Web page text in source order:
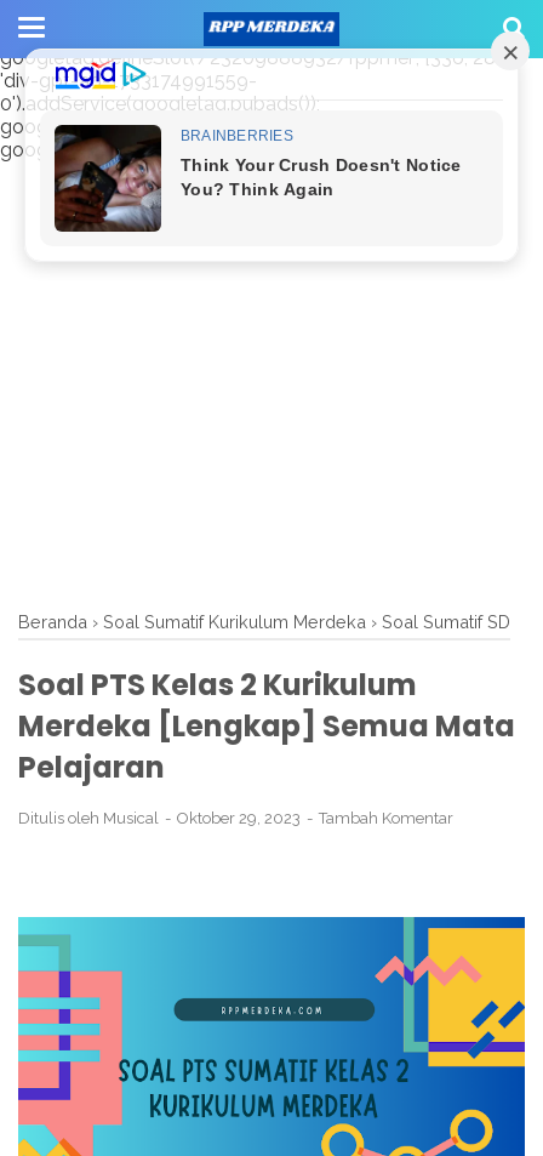
window.googletag = window.googletag || {cmd: []};
googletag.cmd.push(function() {
googletag.defineSlot('/23209888932/rppmer', [336, 280],
'div-gpt-ad-1733174991559-
0').addService(googletag.pubads());
googletag.pubads().enableSingleRequest();
googletag.enableServices(); });
Beranda › Soal Sumatif Kurikulum Merdeka › Soal Sumatif SD
Soal PTS Kelas 2 Kurikulum
Merdeka [Lengkap] Semua Mata
Pelajaran
Ditulis oleh Musical Oktober 29, 2023 Tambah Komentar